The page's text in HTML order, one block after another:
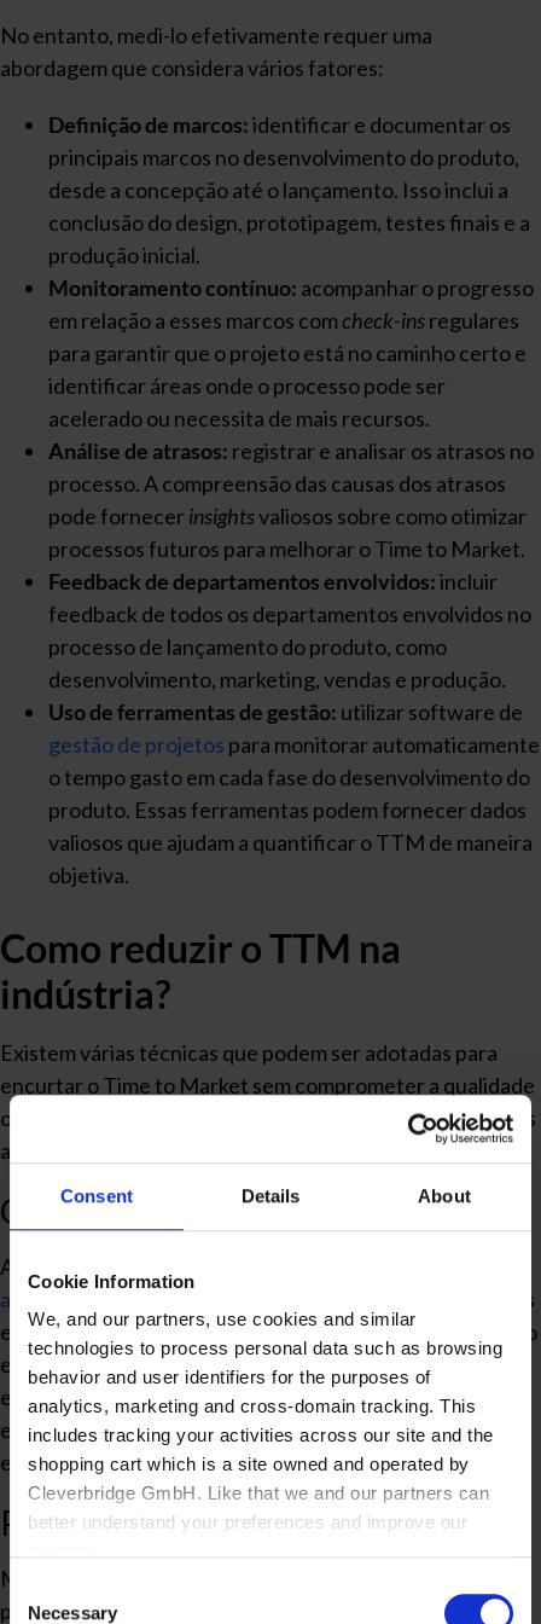
Consent Details About
Cookie Information
We, and our partners, use cookies and similar
technologies to process personal data such as browsing
behavior and user identifiers for the purposes of
analytics, marketing and cross-domain tracking. This
includes tracking your activities across our site and the
shopping cart which is a site owned and operated by
Cleverbridge GmbH. Like that we and our partners can
better understand your preferences and improve our
Also, the operator of the shopping cart, Cleverbridge
Consent
Selection
Necessary
No entanto, medi-lo efetivamente requer uma
abordagem que considera vários fatores:
Definição de marcos:identificar e documentar os
principais marcos no desenvolvimento do produto,
desde a concepção até o lançamento. Isso inclui a
conclusão do design, prototipagem, testes finais e a
produção inicial.
Monitoramento contínuo: acompanhar o progresso
em relação a esses marcos comcheck-insregulares
para garantir que o projeto está no caminho certo e
identificar áreas onde o processo pode ser
acelerado ou necessita de mais recursos.
Análise de atrasos: registrar e analisar os atrasos no
processo. A compreensão das causas dos atrasos
pode fornecerinsightsvaliosos sobre como otimizar
processos futuros para melhorar o Time to Market.
Feedback de departamentos envolvidos:incluir
feedback de todos os departamentos envolvidos no
processo de lançamento do produto, como
desenvolvimento, marketing, vendas e produção.
Uso de ferramentas de gestão: utilizar software de
gestão de projetos para monitorar automaticamente
o tempo gasto em cada fase do desenvolvimento do
produto. Essas ferramentas podem fornecer dados
valiosos que ajudam a quantificar o TTM de maneira
objetiva.
Como reduzir o TTM na
indústria?
Existem várias técnicas que podem ser adotadas para
encurtar o Time to Market sem comprometer a qualidade
ou aumentar excessivamente os custos. A seguir, listamos
algumas dessas abordagens.
Qualidade de dados
As empresas devem investir em sistemas de coleta e
análise de dados
que proporcionem informações precisas
e atualizadas sobre o mercado, o desempenho do produto
e o feedback do cliente. Esse aspecto permite que as
equipes identifiquem problemas e ajustem suas
estratégias de maneira rápida e sem abrir mão da
eficiência.
Produto Mínimo Viável (MVP)
MVP é a versão mais básica de um produto, mas que
possui o suficiente para ser lançado e testado no